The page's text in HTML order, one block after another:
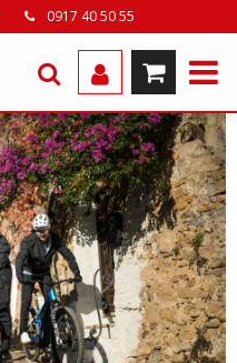
0917 40 50 55